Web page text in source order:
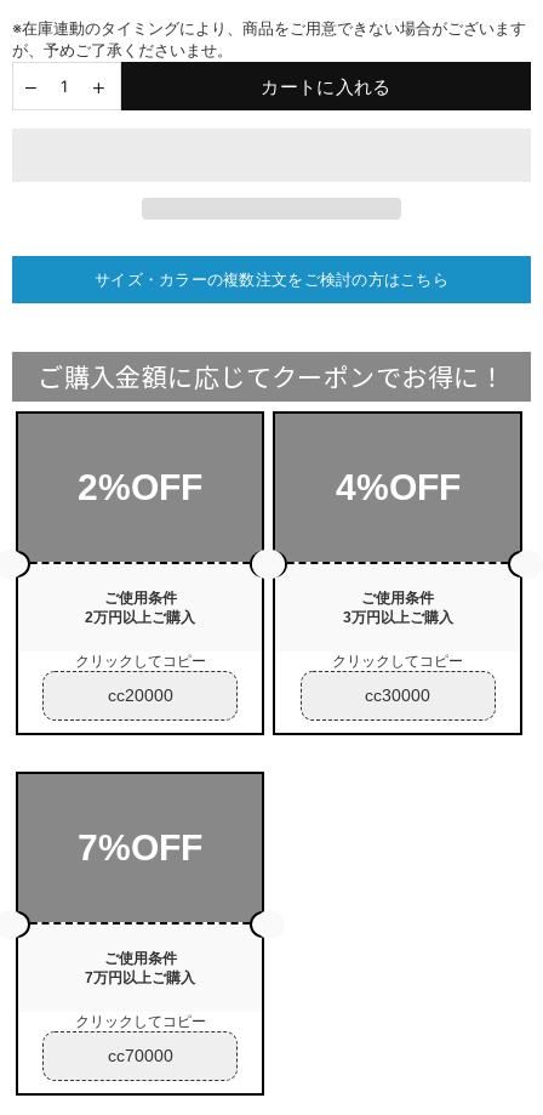
※在庫連動のタイミングにより、商品をご用意できない場合がございます
が、予めご了承くださいませ。
カートに入れる
サイズ・カラーの複数注文をご検討の方はこちら
ご購入金額に応じてクーポンでお得に！
2%OFF
ご使用条件
2万円以上ご購入
クリックしてコピー
cc20000
4%OFF
ご使用条件
3万円以上ご購入
クリックしてコピー
cc30000
7%OFF
ご使用条件
7万円以上ご購入
クリックしてコピー
cc70000